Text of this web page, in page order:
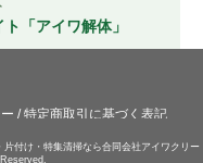
「アイワ解体」
/特定商取引に基づく表記
付け・特集清掃なら合同会社アイワクリー